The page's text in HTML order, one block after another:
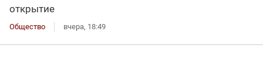
открытие
Общество вчера, 18:49